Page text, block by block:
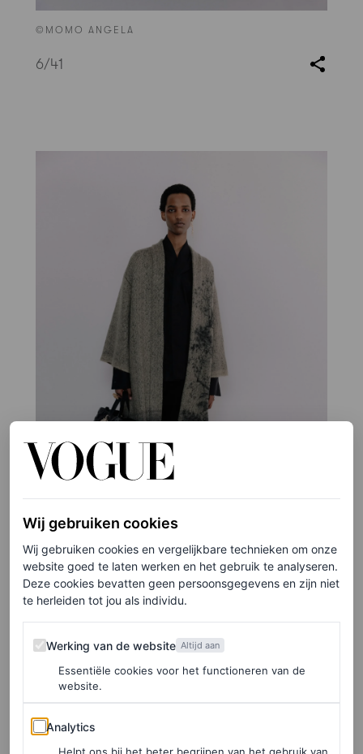
©MOMO ANGELA
6/41
©MOMO ANGELA
7/41
Wij gebruiken cookies
Wij gebruiken cookies en vergelijkbare technieken om onze
website goed te laten werken en het gebruik te analyseren.
Deze cookies bevatten geen persoonsgegevens en zijn niet
te herleiden tot jou als individu.
Werking van de website
Werking van de website Altijd aan
Essentiële cookies voor het functioneren van de
website.
Analytics
Analytics